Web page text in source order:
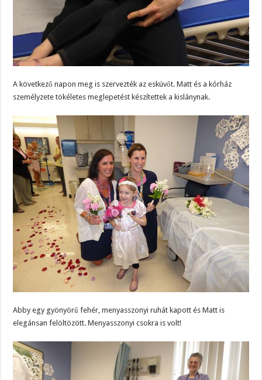
A következő napon meg is szervezték az esküvőt. Matt és a kórház
személyzete tökéletes meglepetést készítettek a kislánynak.
Abby egy gyönyörű fehér, menyasszonyi ruhát kapott és Matt is
elegánsan felöltözött. Menyasszonyi csokra is volt!